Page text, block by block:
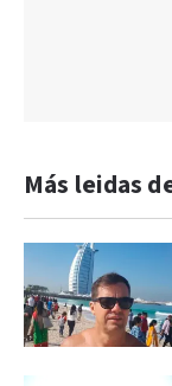
Más leidas